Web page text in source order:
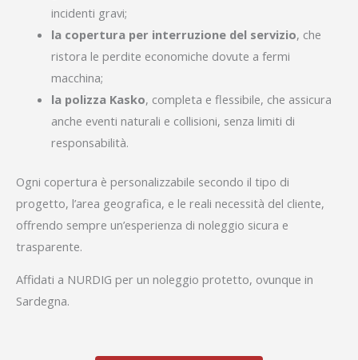
incidenti gravi;
la copertura per interruzione del servizio, che
ristora le perdite economiche dovute a fermi
macchina;
la polizza Kasko, completa e flessibile, che assicura
anche eventi naturali e collisioni, senza limiti di
responsabilità.
Ogni copertura è personalizzabile secondo il tipo di
progetto, l’area geografica, e le reali necessità del cliente,
offrendo sempre un’esperienza di noleggio sicura e
trasparente.
Affidati a NURDIG per un noleggio protetto, ovunque in
Sardegna.